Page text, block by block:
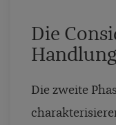
Die
Die zweite